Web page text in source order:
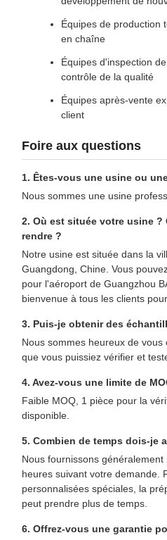
Équipes de production
en chaîne
Équipes d'inspection
contrôle de la qualité
Équipes après-vente
client
Foire aux questions
1. Êtes-vous une usine ou
Nous sommes une usine
2. Où est située votre usine ?
rendre ?
Notre usine est située dans la
Guangdong, Chine. Vous
pour l'aéroport de Guangzhou
bienvenue à tous les clients
3. Puis-je obtenir des
Nous sommes heureux de
que vous puissiez vérifier et
4. Avez-vous une limite de
Faible MOQ, 1 pièce pour la
disponible.
5. Combien de temps dois-je
Nous fournissons
heures suivant votre demande.
personnalisées spéciales, la
peut prendre plus de temps.
6. Offrez-vous une garantie